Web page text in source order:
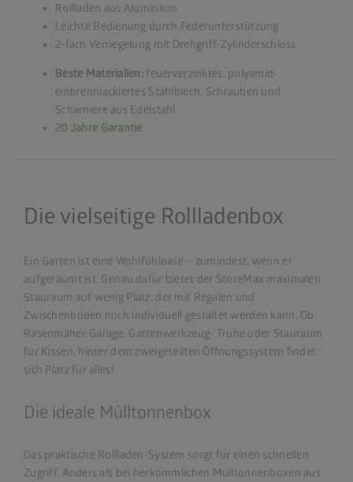
Rollladen aus Aluminium
Leichte Bedienung durch Federunterstützung
2-fach Verriegelung mit Drehgriff-Zylinderschloss
Beste Materialien: feuerverzinktes, polyamid-
einbrennlackiertes Stahlblech, Schrauben und
Scharniere aus Edelstahl
20 Jahre Garantie
Die vielseitige Rollladenbox
Ein Garten ist eine Wohlfühloase – zumindest, wenn er
aufgeräumt ist. Genau dafür bietet der StoreMax maximalen
Stauraum auf wenig Platz, der mit Regalen und
Zwischenböden noch individuell gestaltet werden kann. Ob
Rasenmäher-Garage, Gartenwerkzeug- Truhe oder Stauraum
für Kissen, hinter dem zweigeteilten Öffnungssystem findet
sich Platz für alles!
Die ideale Mülltonnenbox
Das praktische Rollladen-System sorgt für einen schnellen
Zugriff. Anders als bei herkömmlichen Mülltonnenboxen aus